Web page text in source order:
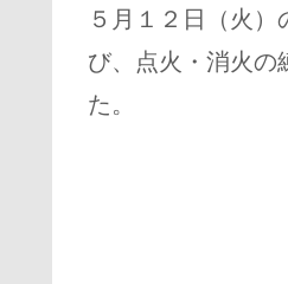
５月１２日（火
び、点火・消火の
た。